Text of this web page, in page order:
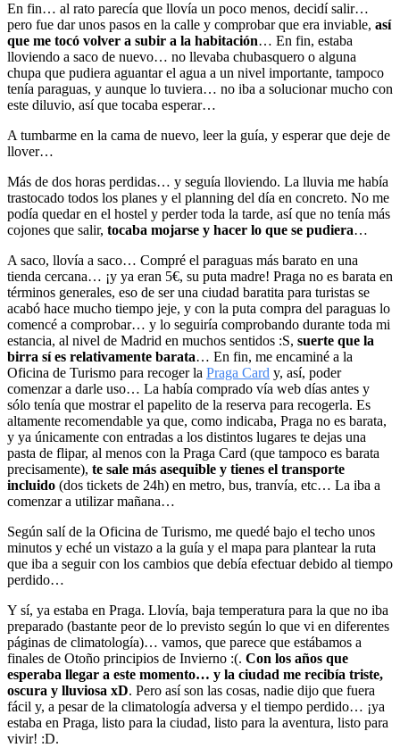
En fin… al rato parecía que llovía un poco menos, decidí salir…
pero fue dar unos pasos en la calle y comprobar que era inviable, así
que me tocó volver a subir a la habitación… En fin, estaba
lloviendo a saco de nuevo… no llevaba chubasquero o alguna
chupa que pudiera aguantar el agua a un nivel importante, tampoco
tenía paraguas, y aunque lo tuviera… no iba a solucionar mucho con
este diluvio, así que tocaba esperar…
A tumbarme en la cama de nuevo, leer la guía, y esperar que deje de
llover…
Más de dos horas perdidas… y seguía lloviendo. La lluvia me había
trastocado todos los planes y el planning del día en concreto. No me
podía quedar en el hostel y perder toda la tarde, así que no tenía más
cojones que salir, tocaba mojarse y hacer lo que se pudiera…
A saco, llovía a saco… Compré el paraguas más barato en una
tienda cercana… ¡y ya eran 5€, su puta madre! Praga no es barata en
términos generales, eso de ser una ciudad baratita para turistas se
acabó hace mucho tiempo jeje, y con la puta compra del paraguas lo
comencé a comprobar… y lo seguiría comprobando durante toda mi
estancia, al nivel de Madrid en muchos sentidos :S, suerte que la
birra sí es relativamente barata… En fin, me encaminé a la
Oficina de Turismo para recoger la Praga Card y, así, poder
comenzar a darle uso… La había comprado vía web días antes y
sólo tenía que mostrar el papelito de la reserva para recogerla. Es
altamente recomendable ya que, como indicaba, Praga no es barata,
y ya únicamente con entradas a los distintos lugares te dejas una
pasta de flipar, al menos con la Praga Card (que tampoco es barata
precisamente), te sale más asequible y tienes el transporte
incluido (dos tickets de 24h) en metro, bus, tranvía, etc… La iba a
comenzar a utilizar mañana…
Según salí de la Oficina de Turismo, me quedé bajo el techo unos
minutos y eché un vistazo a la guía y el mapa para plantear la ruta
que iba a seguir con los cambios que debía efectuar debido al tiempo
perdido…
Y sí, ya estaba en Praga. Llovía, baja temperatura para la que no iba
preparado (bastante peor de lo previsto según lo que vi en diferentes
páginas de climatología)… vamos, que parece que estábamos a
finales de Otoño principios de Invierno :(. Con los años que
esperaba llegar a este momento… y la ciudad me recibía triste,
oscura y lluviosa xD. Pero así son las cosas, nadie dijo que fuera
fácil y, a pesar de la climatología adversa y el tiempo perdido… ¡ya
estaba en Praga, listo para la ciudad, listo para la aventura, listo para
vivir! :D.